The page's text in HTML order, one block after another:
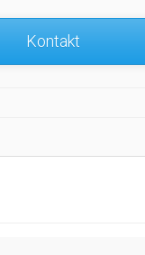
Kontakt